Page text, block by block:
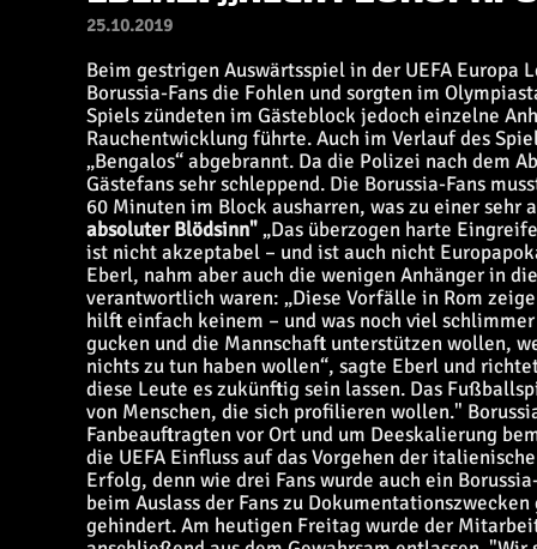
25.10.2019
Beim gestrigen Auswärtsspiel in der UEFA Europa
Borussia-Fans die Fohlen und sorgten im
Spiels zündeten im Gästeblock jedoch einzelne
Rauchentwicklung führte. Auch im Verlauf des
„Bengalos“ abgebrannt. Da die Polizei nach dem
Gästefans sehr schleppend. Die Borussia-Fans
60 Minuten im Block ausharren, was zu einer sehr
absoluter Blödsinn"„Das überzogen harte
ist nicht akzeptabel – und ist auch nicht
Eberl, nahm aber auch die wenigen Anhänger in
verantwortlich waren: „Diese Vorfälle in Rom
hilft einfach keinem – und was noch viel
gucken und die Mannschaft unterstützen wollen,
nichts zu tun haben wollen“, sagte Eberl und
diese Leute es zukünftig sein lassen. Das
von Menschen, die sich profilieren wollen."
Fanbeauftragten vor Ort und um Deeskalierung
die UEFA Einfluss auf das Vorgehen der
Erfolg, denn wie drei Fans wurde auch ein
beim Auslass der Fans zu
gehindert. Am heutigen Freitag wurde der